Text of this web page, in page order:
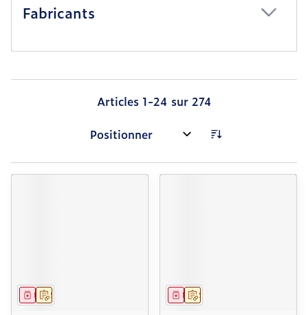
Fabricants
Articles 1-24 sur 274
Trier par:
Sur prescription
Médicament Sur prescription
Médicament